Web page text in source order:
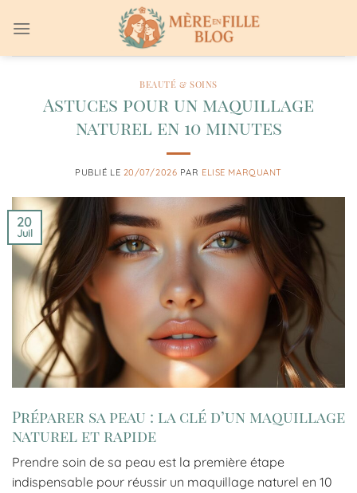
au
BEAUTÉ & SOINS
Astuces pour un maquillage
naturel en 10 minutes
PUBLIÉ LE 20/07/2026 PAR ELISE MARQUANT
20
Juil
Préparer sa peau : la clé d’un maquillage
naturel et rapide
Prendre soin de sa peau est la première étape
indispensable pour réussir un maquillage naturel en 10